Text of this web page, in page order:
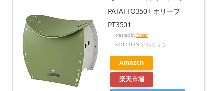
PATATTO350+ オリーブ
PT3501
created byRinker
SOLCION ソルシオン
Amazon
楽天市場